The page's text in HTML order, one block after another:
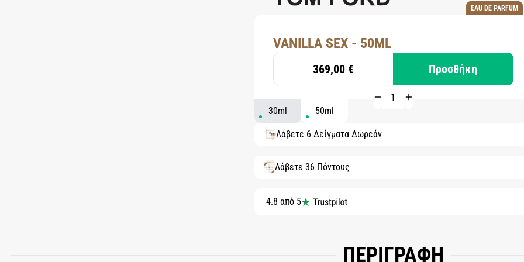
EAU DE PARFUM
VANILLA SEX - 50ML
369,00 € Προσθήκη
30ml 50ml
Λάβετε 6 Δείγματα Δωρεάν
Λάβετε 36 Πόντους
4.8 από 5
ΠΕΡΙΓΡΑΦΗ